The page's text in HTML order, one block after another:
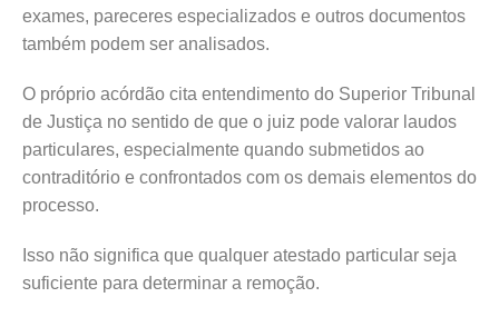
exames, pareceres especializados e outros documentos
também podem ser analisados.
O próprio acórdão cita entendimento do Superior Tribunal
de Justiça no sentido de que o juiz pode valorar laudos
particulares, especialmente quando submetidos ao
contraditório e confrontados com os demais elementos do
processo.
Isso não significa que qualquer atestado particular seja
suficiente para determinar a remoção.